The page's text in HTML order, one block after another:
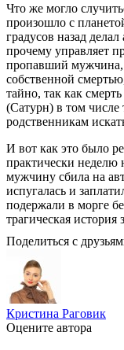
Что же могло
произошло с
градусов назад
прочему управляет
пропавший мужчина,
собственной
тайно, так как
(Сатурн) в том числе
родственникам
И вот как это было
практически неделю
мужчину сбила на
испугалась и
подержали в морге
трагическая
Поделиться с
Кристина Раговик
Оцените автора